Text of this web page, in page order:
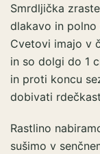
Smrdljička
dlakavo in
Cvetovi imajo v
in so dolgi do 1
in proti koncu
dobivati
Rastlino
sušimo v